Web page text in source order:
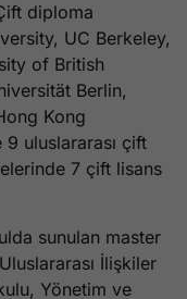
diploma
UC Berkeley,
of British
Berlin,
Kong
uluslararası çift
7 çift lisans
sunulan master
İlişkiler
Yönetim ve